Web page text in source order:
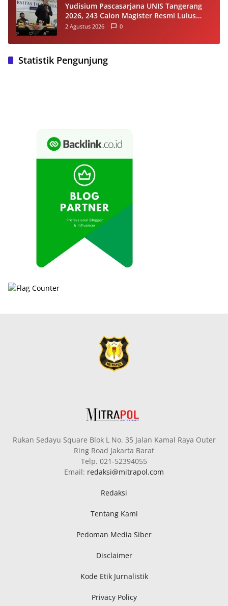
Yudisium Pascasarjana UNIS Tangerang
2026, 243 Calon Magister Resmi Lulus
Siap Diwisuda Oktober
2 Agustus 2026 0
Statistik Pengunjung
Rukan Sedayu Square Blok L No. 35 Jalan Kamal Raya Outer
Ring Road Jakarta Barat
Telp. 021-52394055
Email: redaksi@mitrapol.com
Redaksi
Tentang Kami
Pedoman Media Siber
Disclaimer
Kode Etik Jurnalistik
Privacy Policy